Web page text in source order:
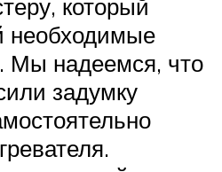
который
необходимые
Мы надеемся, что
задумку